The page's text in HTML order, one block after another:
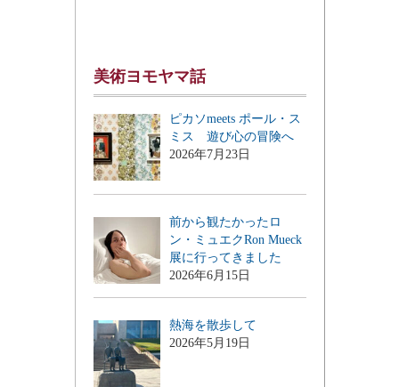
美術ヨモヤマ話
ピカソmeets ポール・ス
ミス 遊び心の冒険へ
2026年7月23日
前から観たかったロ
ン・ミュエクRon Mueck
展に行ってきました
2026年6月15日
熱海を散歩して
2026年5月19日